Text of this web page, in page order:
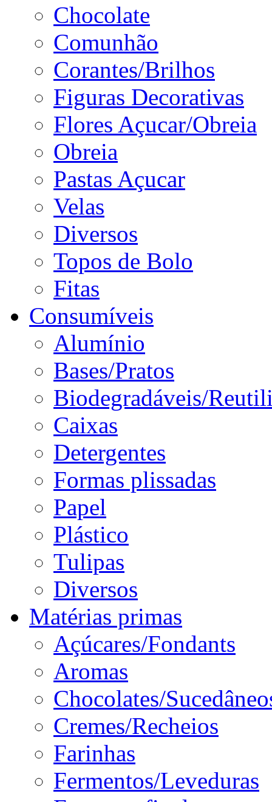
Chocolate
Comunhão
Corantes/Brilhos
Figuras Decorativas
Flores Açucar/Obreia
Obreia
Pastas Açucar
Velas
Diversos
Topos de Bolo
Fitas
Consumíveis
Alumínio
Bases/Pratos
Biodegradáveis/
Caixas
Detergentes
Formas plissadas
Papel
Plástico
Tulipas
Diversos
Matérias primas
Açúcares/Fondants
Aromas
Chocolates/
Cremes/Recheios
Farinhas
Fermentos/Leveduras